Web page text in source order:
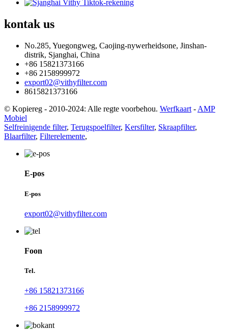
kontakus
No.285, Yuegongweg, Caojing-nywerheidsone, Jinshan-
distrik, Sjanghai, China
+86 15821373166
+86 2158999972
export02@vithyfilter.com
8615821373166
© Kopiereg - 2010-2024: Alle regte voorbehou. Werfkaart - AMP
Mobiel
Selfreinigende filter, Terugspoelfilter, Kersfilter, Skraapfilter,
Blaarfilter, Filterelemente,
E-pos
E-pos
export02@vithyfilter.com
Foon
Tel.
+86 15821373166
+86 2158999972